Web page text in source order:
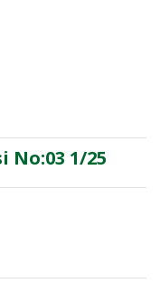
No:03 1/25